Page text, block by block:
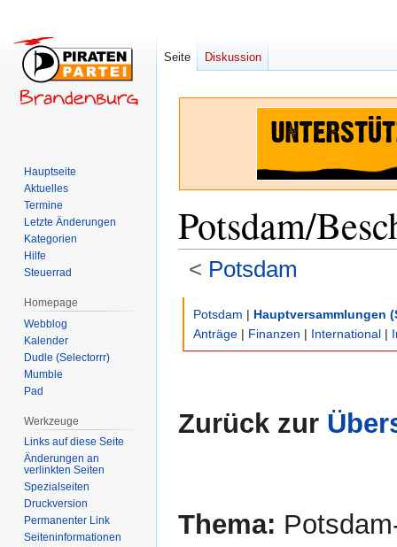
Potsdam/
< Potsdam
springen
springen
Potsdam | Hauptversammlungen
Anträge | Finanzen | International |
Zurück zur
Thema:
Seite Diskussion
Hauptseite
Aktuelles
Termine
Letzte Änderungen
Kategorien
Hilfe
Steuerrad
Homepage
Webblog
Kalender
Dudle (Selectorrr)
Mumble
Pad
Werkzeuge
Links auf diese Seite
Änderungen an
verlinkten Seiten
Spezialseiten
Druckversion
Permanenter Link
Seiten­­informationen